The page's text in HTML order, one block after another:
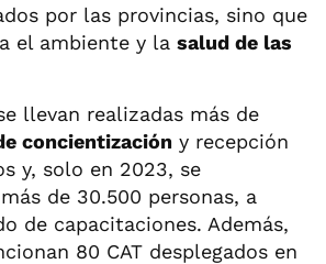
por las provincias, sino que
el ambiente y la salud de las
llevan realizadas más de
concientización y recepción
y, solo en 2023, se
de 30.500 personas, a
de capacitaciones. Además,
80 CAT desplegados en